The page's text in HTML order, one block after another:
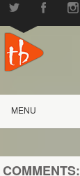
MENU
COMMENTS: